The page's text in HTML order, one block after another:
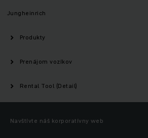
Jungheinrich
Produkty
Prenájom vozíkov
Rental Tool (Detail)
Navštívte náš korporatívny web